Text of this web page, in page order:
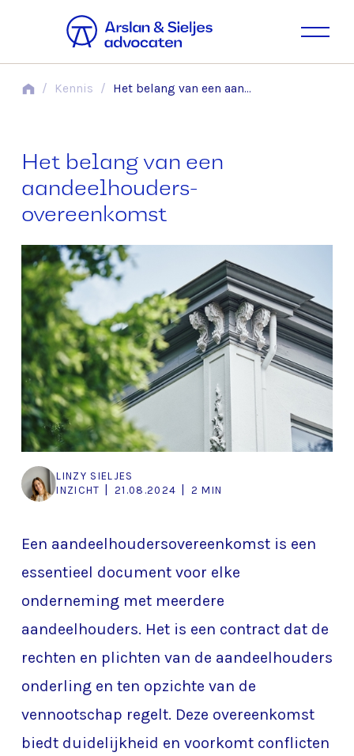
/ Kennis / Het belang van een aandeelhouders­overeenkomst
Het belang van een
aandeelhouders­
overeenkomst
LINZY SIELJES
INZICHT
21.08.2024 2 MIN
Een aandeelhoudersovereenkomst is een
essentieel document voor elke
onderneming met meerdere
aandeelhouders. Het is een contract dat de
rechten en plichten van de aandeelhouders
onderling en ten opzichte van de
vennootschap regelt. Deze overeenkomst
biedt duidelijkheid en voorkomt conflicten